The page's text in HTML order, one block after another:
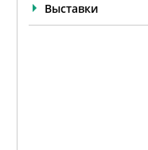
Выставки